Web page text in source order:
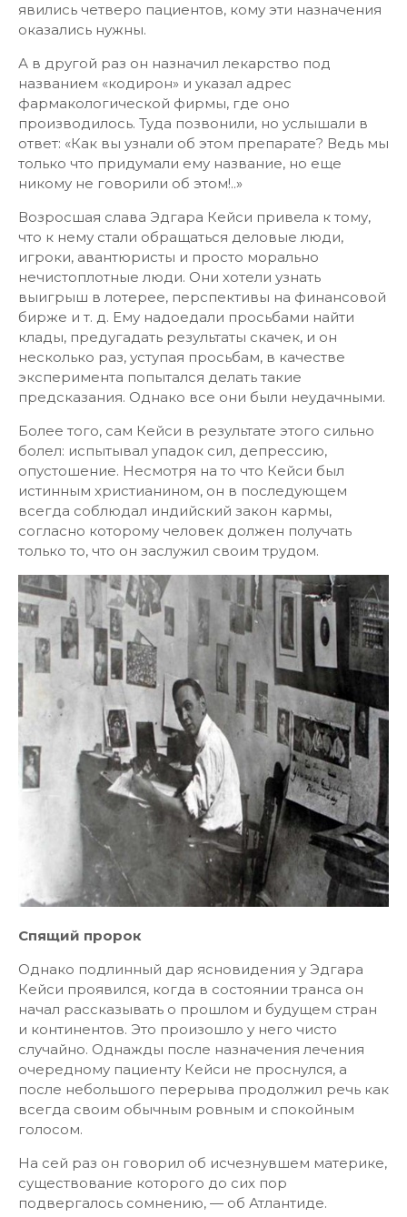
явились четверо пациентов, кому эти назначения
оказались нужны.
А в другой раз он назначил лекарство под
названием «кодирон» и указал адрес
фармакологической фирмы, где оно
производилось. Туда позвонили, но услышали в
ответ: «Как вы узнали об этом препарате? Ведь мы
только что придумали ему название, но еще
никому не говорили об этом!..»
Возросшая слава Эдгара Кейси привела к тому,
что к нему стали обращаться деловые люди,
игроки, авантюристы и просто морально
нечистоплотные люди. Они хотели узнать
выигрыш в лотерее, перспективы на финансовой
бирже и т. д. Ему надоедали просьбами найти
клады, предугадать результаты скачек, и он
несколько раз, уступая просьбам, в качестве
эксперимента попытался делать такие
предсказания. Однако все они были неудачными.
Более того, сам Кейси в результате этого сильно
болел: испытывал упадок сил, депрессию,
опустошение. Несмотря на то что Кейси был
истинным христианином, он в последующем
всегда соблюдал индийский закон кармы,
согласно которому человек должен получать
только то, что он заслужил своим трудом.
Спящий пророк
Однако подлинный дар ясновидения у Эдгара
Кейси проявился, когда в состоянии транса он
начал рассказывать о прошлом и будущем стран
и континентов. Это произошло у него чисто
случайно. Однажды после назначения лечения
очередному пациенту Кейси не проснулся, а
после небольшого перерыва продолжил речь как
всегда своим обычным ровным и спокойным
голосом.
На сей раз он говорил об исчезнувшем материке,
существование которого до сих пор
подвергалось сомнению, — об Атлантиде.